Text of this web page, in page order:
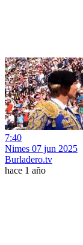
7:40
Nimes 07 jun 2025
Burladero.tv
hace 1 año